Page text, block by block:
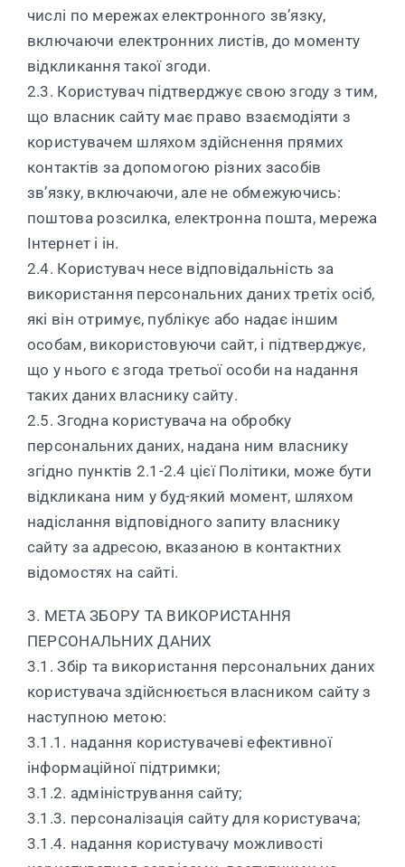
числі по мережах електронного зв’язку,
включаючи електронних листів, до моменту
відкликання такої згоди.
2.3. Користувач підтверджує свою згоду з тим,
що власник сайту має право взаємодіяти з
користувачем шляхом здійснення прямих
контактів за допомогою різних засобів
зв’язку, включаючи, але не обмежуючись:
поштова розсилка, електронна пошта, мережа
Інтернет і ін.
2.4. Користувач несе відповідальність за
використання персональних даних третіх осіб,
які він отримує, публікує або надає іншим
особам, використовуючи сайт, і підтверджує,
що у нього є згода третьої особи на надання
таких даних власнику сайту.
2.5. Згодна користувача на обробку
персональних даних, надана ним власнику
згідно пунктів 2.1-2.4 цієї Політики, може бути
відкликана ним у буд-який момент, шляхом
надіслання відповідного запиту власнику
сайту за адресою, вказаною в контактних
відомостях на сайті.
3. МЕТА ЗБОРУ ТА ВИКОРИСТАННЯ
ПЕРСОНАЛЬНИХ ДАНИХ
3.1. Збір та використання персональних даних
користувача здійснюється власником сайту з
наступною метою:
3.1.1. надання користувачеві ефективної
інформаційної підтримки;
3.1.2. адміністрування сайту;
3.1.3. персоналізація сайту для користувача;
3.1.4. надання користувачу можливості